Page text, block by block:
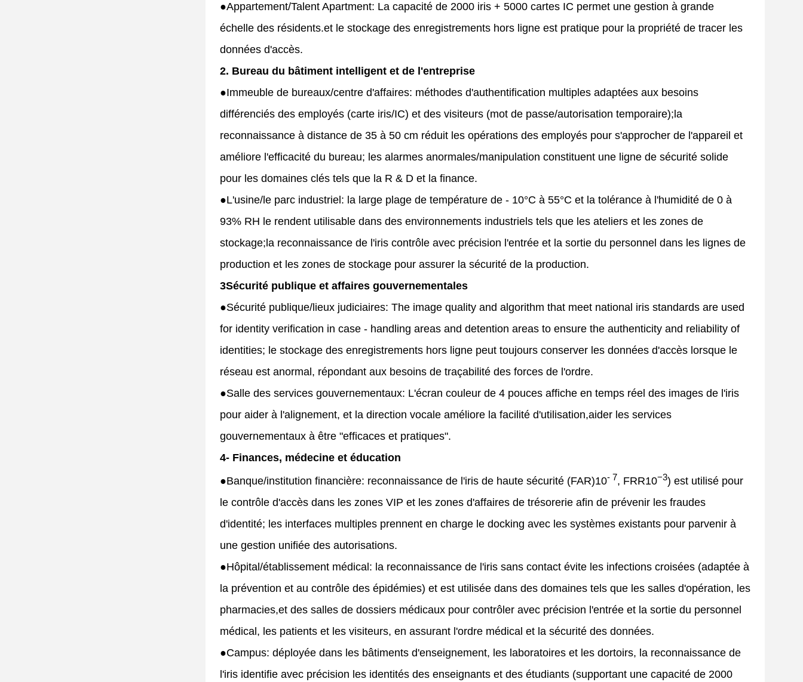
●Appartement/Talent Apartment: La capacité de 2000 iris + 5000 cartes IC permet une gestion à grande
échelle des résidents.et le stockage des enregistrements hors ligne est pratique pour la propriété de tracer les
données d'accès.
2. Bureau du bâtiment intelligent et de l'entreprise
●Immeuble de bureaux/centre d'affaires: méthodes d'authentification multiples adaptées aux besoins
différenciés des employés (carte iris/IC) et des visiteurs (mot de passe/autorisation temporaire);la
reconnaissance à distance de 35 à 50 cm réduit les opérations des employés pour s'approcher de l'appareil et
améliore l'efficacité du bureau; les alarmes anormales/manipulation constituent une ligne de sécurité solide
pour les domaines clés tels que la R & D et la finance.
●L'usine/le parc industriel: la large plage de température de - 10°C à 55°C et la tolérance à l'humidité de 0 à
93% RH le rendent utilisable dans des environnements industriels tels que les ateliers et les zones de
stockage;la reconnaissance de l'iris contrôle avec précision l'entrée et la sortie du personnel dans les lignes de
production et les zones de stockage pour assurer la sécurité de la production.
3Sécurité publique et affaires gouvernementales
●Sécurité publique/lieux judiciaires: The image quality and algorithm that meet national iris standards are used
for identity verification in case - handling areas and detention areas to ensure the authenticity and reliability of
identities; le stockage des enregistrements hors ligne peut toujours conserver les données d'accès lorsque le
réseau est anormal, répondant aux besoins de traçabilité des forces de l'ordre.
●Salle des services gouvernementaux: L'écran couleur de 4 pouces affiche en temps réel des images de l'iris
pour aider à l'alignement, et la direction vocale améliore la facilité d'utilisation,aider les services
gouvernementaux à être "efficaces et pratiques".
4- Finances, médecine et éducation
●Banque/institution financière: reconnaissance de l'iris de haute sécurité (FAR)10- 7, FRR10−3) est utilisé pour
le contrôle d'accès dans les zones VIP et les zones d'affaires de trésorerie afin de prévenir les fraudes
d'identité; les interfaces multiples prennent en charge le docking avec les systèmes existants pour parvenir à
une gestion unifiée des autorisations.
●Hôpital/établissement médical: la reconnaissance de l'iris sans contact évite les infections croisées (adaptée à
la prévention et au contrôle des épidémies) et est utilisée dans des domaines tels que les salles d'opération, les
pharmacies,et des salles de dossiers médicaux pour contrôler avec précision l'entrée et la sortie du personnel
médical, les patients et les visiteurs, en assurant l'ordre médical et la sécurité des données.
●Campus: déployée dans les bâtiments d'enseignement, les laboratoires et les dortoirs, la reconnaissance de
l'iris identifie avec précision les identités des enseignants et des étudiants (supportant une capacité de 2000